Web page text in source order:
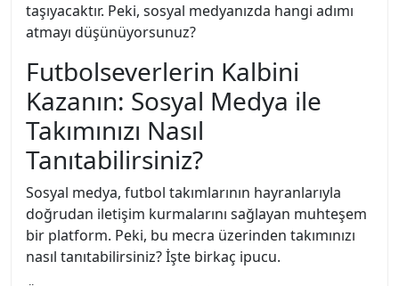
taşıyacaktır. Peki, sosyal medyanızda hangi adımı
atmayı düşünüyorsunuz?
Futbolseverlerin Kalbini
Kazanın: Sosyal Medya ile
Takımınızı Nasıl
Tanıtabilirsiniz?
Sosyal medya, futbol takımlarının hayranlarıyla
doğrudan iletişim kurmalarını sağlayan muhteşem
bir platform. Peki, bu mecra üzerinden takımınızı
nasıl tanıtabilirsiniz? İşte birkaç ipucu.